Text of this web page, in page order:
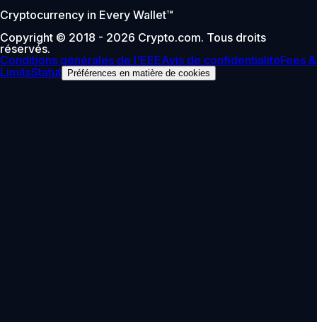
Cryptocurrency in Every Wallet™
Copyright © 2018 - 2026 Crypto.com. Tous droits
réservés.
Conditions générales de l'EEEAvis de confidentialitéFees &
LimitsStatut Préférences en matière de cookies